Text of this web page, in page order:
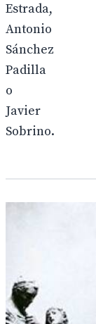
Estrada,
Antonio
Sánchez
Padilla
o
Javier
Sobrino.